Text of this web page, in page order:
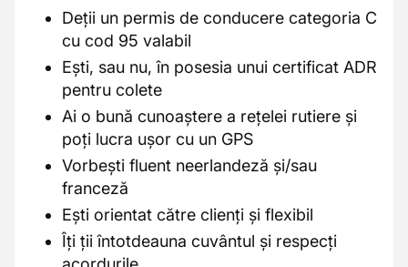
Deții un permis de conducere categoria C
cu cod 95 valabil
Ești, sau nu, în posesia unui certificat ADR
pentru colete
Ai o bună cunoaștere a rețelei rutiere și
poți lucra ușor cu un GPS
Vorbești fluent neerlandeză și/sau
franceză
Ești orientat către clienți și flexibil
Îți ții întotdeauna cuvântul și respecți